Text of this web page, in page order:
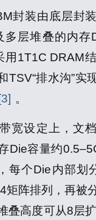
封装由底层封
多层堆叠的内存
用1T1C DRAM
TSV“排水沟”实
。
宽设定上，文
Die容量约
每个Die内部划
矩阵排列，再被
叠高度可从8层